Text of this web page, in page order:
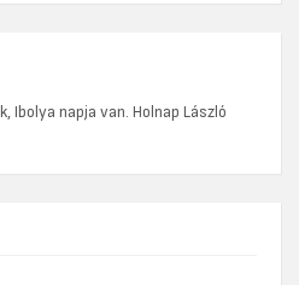
Ibolya napja van. Holnap László